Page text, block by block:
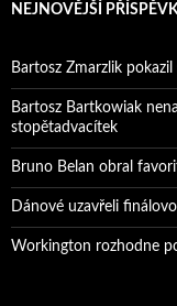
NEJNOVĚJŠÍ
Bartosz Zmarzlik
Bartosz Bartkowiak
stopětadvacítek
Bruno Belan obral
Dánové uzavřeli
Workington rozhodne